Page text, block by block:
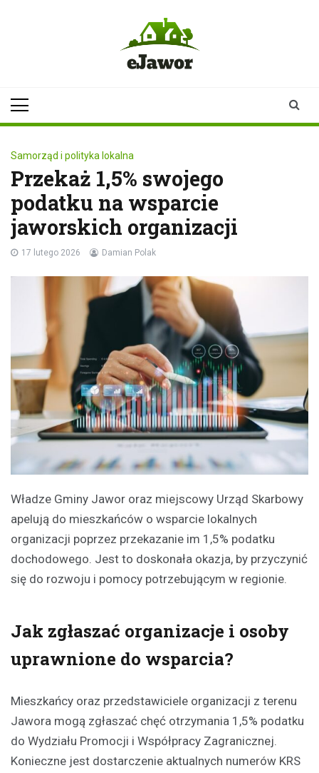
Samorząd i polityka lokalna
Przekaż 1,5% swojego
podatku na wsparcie
jaworskich organizacji
17 lutego 2026 Damian Polak
Władze Gminy Jawor oraz miejscowy Urząd Skarbowy
apelują do mieszkańców o wsparcie lokalnych
organizacji poprzez przekazanie im 1,5% podatku
dochodowego. Jest to doskonała okazja, by przyczynić
się do rozwoju i pomocy potrzebującym w regionie.
Jak zgłaszać organizacje i osoby
uprawnione do wsparcia?
Mieszkańcy oraz przedstawiciele organizacji z terenu
Jawora mogą zgłaszać chęć otrzymania 1,5% podatku
do Wydziału Promocji i Współpracy Zagranicznej.
Konieczne jest dostarczenie aktualnych numerów KRS